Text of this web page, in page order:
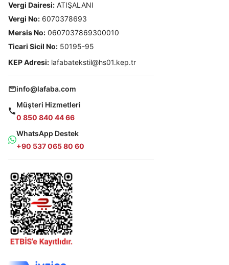
Vergi Dairesi: ATIŞALANI
Vergi No: 6070378693
Mersis No: 0607037869300010
Ticari Sicil No: 50195-95
KEP Adresi: lafabatekstil@hs01.kep.tr
info@lafaba.com
Müşteri Hizmetleri
0 850 840 44 66
WhatsApp Destek
+90 537 065 80 60